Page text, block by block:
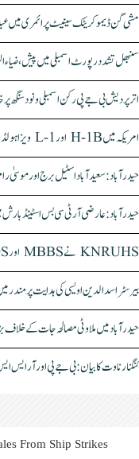
مشی گن ڈیموکریٹک سینیٹ پرائمری میں
سنبھل تشدد رپورٹ اسمبلی میں پیش، ضیاء
اتر پردیش بی جے پی رکن اسمبلی ونود سنگھ
امریکہ میں H-1B اور L-1 ویزا ہولڈرز کے لیے بڑی راحت، اب ملک چھوڑے بغیر ویزا تجدید ممکن
حیدرآباد: سعیدآباد اسٹیل برج اور موسیٰ
حیدرآباد: عارضی آر ٹی سی بس اسٹینڈ بارش
KNRUHS نے MBBS اور BDS داخلوں کا نوٹیفکیشن جاری کر دیا
بیرسٹر اسدالدین اویسی کی ہدایت پر مندر
حیدرآباد میں ملاوٹی مصالحہ جات کے خلاف بڑا کریک ڈاؤن، 25 ٹن سے
کنگنا رناوت کا بیان: بی جے پی اور آر
From Ship Strikes